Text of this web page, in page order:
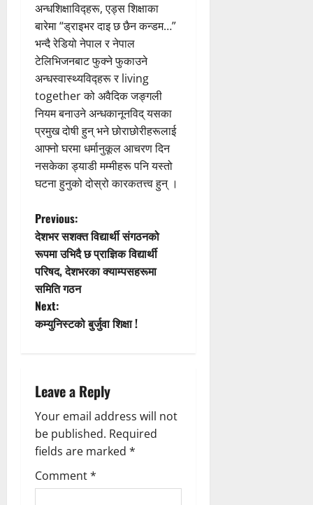
अन्धशिक्षाविद्हरू, एड्स शिक्षाका
बारेमा “ड्राइभर दाइ छ छैन कन्डम…”
भन्दै रेडियो नेपाल र नेपाल
टेलिभिजनबाट फुक्ने फुकाउने
अन्धस्वास्थ्यविद्हरू र living
together को अवैदिक जङ्गली
नियम बनाउने अन्धकानूनविद् यसका
प्रमुख दोषी हुन् भने छोराछोरीहरूलाई
आफ्नो घरमा धर्मानुकूल आचरण दिन
नसकेका ड्याडी मम्मीहरू पनि यस्तो
घटना हुनुको दोस्रो कारकतत्त्व हुन् ।
P
o
s
t
v
i
g
a
Previous:
देशभर सशक्त विद्यार्थी संगठनको
रूपमा उभिदै छ प्राज्ञिक विद्यार्थी
परिषद, देशभरका क्याम्पसहरूमा
समिति गठन
Next:
कम्युनिस्टको बुर्जुवा शिक्षा !
Leave a Reply
Your email address will not
be published. Required
fields are marked *
Comment*